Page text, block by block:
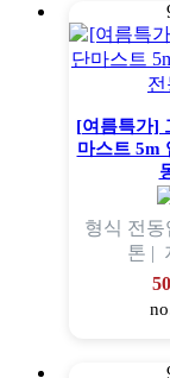
[여름특가]
마스트 5m
형식 전동
톤 |